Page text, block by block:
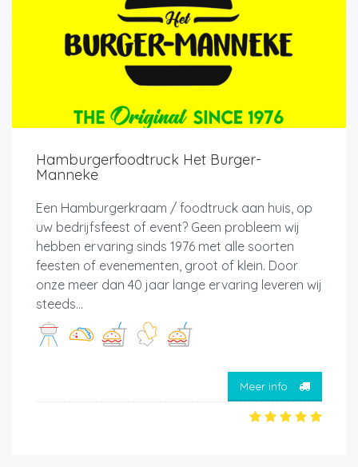
Hamburgerfoodtruck Het Burger-
Manneke
Een Hamburgerkraam / foodtruck aan huis, op
uw bedrijfsfeest of event? Geen probleem wij
hebben ervaring sinds 1976 met alle soorten
feesten of evenementen, groot of klein. Door
onze meer dan 40 jaar lange ervaring leveren wij
steeds...
Meer info